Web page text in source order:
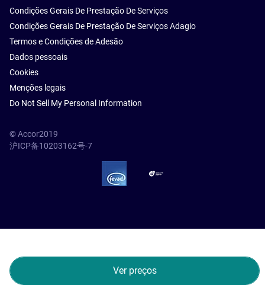
Ver preços
Condições Gerais De Prestação De Serviços
Condições Gerais De Prestação De Serviços Adagio
Termos e Condições de Adesão
Dados pessoais
Cookies
Menções legais
Do Not Sell My Personal Information
© Accor2019
沪ICP备10203162号-7